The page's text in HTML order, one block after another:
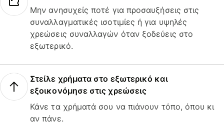
Μην ανησυχείς ποτέ για προσαυξήσεις στις
συναλλαγματικές ισοτιμίες ή για υψηλές
χρεώσεις συναλλαγών όταν ξοδεύεις στο
εξωτερικό.
Στείλε χρήματα στο εξωτερικό και
εξοικονόμησε στις χρεώσεις
Κάνε τα χρήματά σου να πιάνουν τόπο, όπου κι
αν πάνε.